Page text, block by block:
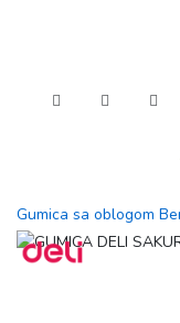
Gumica sa oblogom